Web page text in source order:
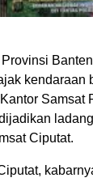
kendaraan
Samsat
Ciputat.